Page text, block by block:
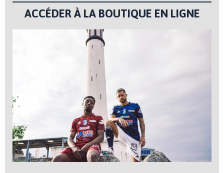
ACCÉDER À LA BOUTIQUE EN LIGNE